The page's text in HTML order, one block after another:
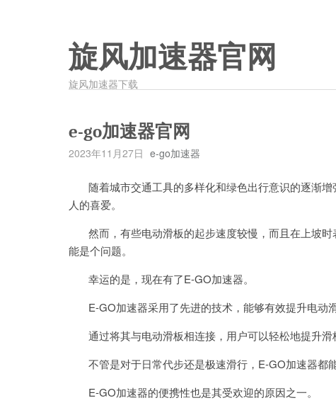
旋风加速器官网
旋风加速器下载
e-go加速器官网
2023年11月27日 e-go加速器
随着城市交通工具的多样化和绿色出行意识的逐渐增
人的喜爱。
然而，有些电动滑板的起步速度较慢，而且在上坡时
能是个问题。
幸运的是，现在有了E-GO加速器。
E-GO加速器采用了先进的技术，能够有效提升电动滑
通过将其与电动滑板相连接，用户可以轻松地提升滑
不管是对于日常代步还是极速滑行，E-GO加速器都能
E-GO加速器的便携性也是其受欢迎的原因之一。